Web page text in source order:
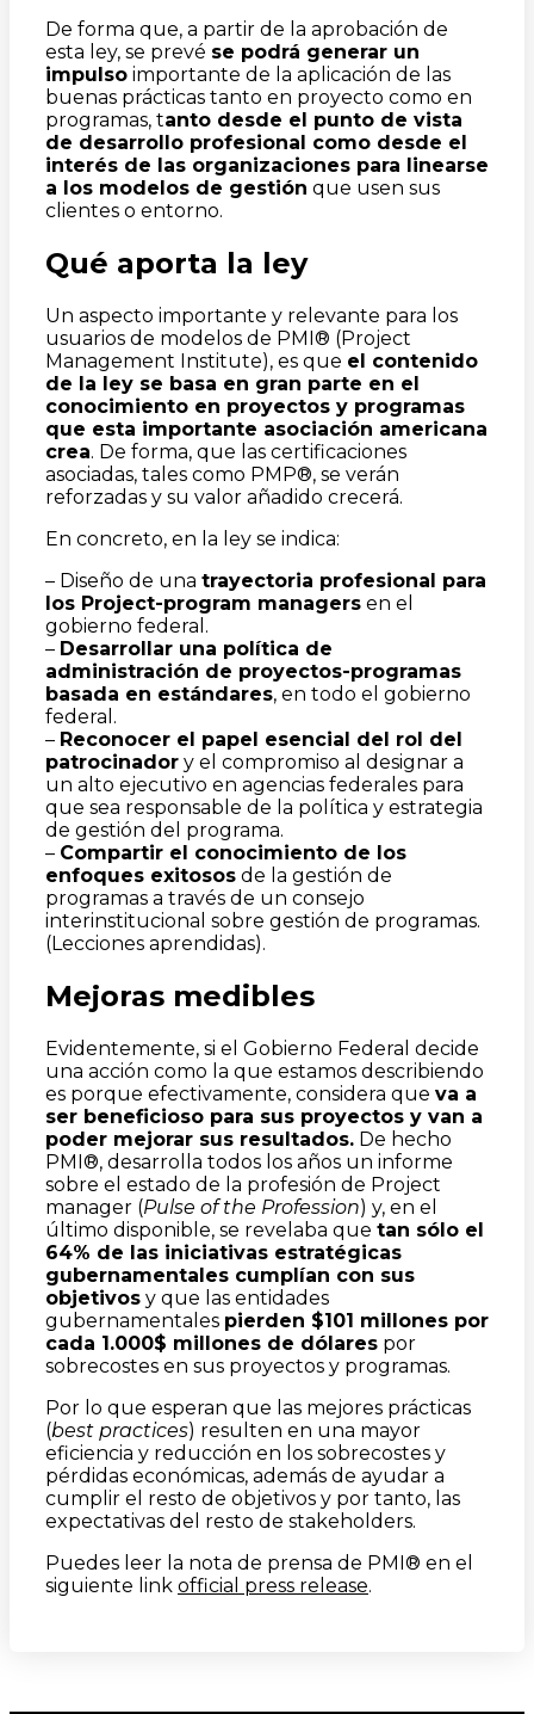
De forma que, a partir de la aprobación de
esta ley, se prevé se podrá generar un
impulso importante de la aplicación de las
buenas prácticas tanto en proyecto como en
programas, tanto desde el punto de vista
de desarrollo profesional como desde el
interés de las organizaciones para linearse
a los modelos de gestión que usen sus
clientes o entorno.
Qué aporta la ley
Un aspecto importante y relevante para los
usuarios de modelos de PMI® (Project
Management Institute), es que el contenido
de la ley se basa en gran parte en el
conocimiento en proyectos y programas
que esta importante asociación americana
crea. De forma, que las certificaciones
asociadas, tales como PMP®, se verán
reforzadas y su valor añadido crecerá.
En concreto, en la ley se indica:
– Diseño de una trayectoria profesional para
los Project-program managers en el
gobierno federal.
– Desarrollar una política de
administración de proyectos-programas
basada en estándares, en todo el gobierno
federal.
– Reconocer el papel esencial del rol del
patrocinador y el compromiso al designar a
un alto ejecutivo en agencias federales para
que sea responsable de la política y estrategia
de gestión del programa.
– Compartir el conocimiento de los
enfoques exitosos de la gestión de
programas a través de un consejo
interinstitucional sobre gestión de programas.
(Lecciones aprendidas).
Mejoras medibles
Evidentemente, si el Gobierno Federal decide
una acción como la que estamos describiendo
es porque efectivamente, considera que va a
ser beneficioso para sus proyectos y van a
poder mejorar sus resultados. De hecho
PMI®, desarrolla todos los años un informe
sobre el estado de la profesión de Project
manager (Pulse of the Profession) y, en el
último disponible, se revelaba que tan sólo el
64% de las iniciativas estratégicas
gubernamentales cumplían con sus
objetivos y que las entidades
gubernamentales pierden $101 millones por
cada 1.000$ millones de dólares por
sobrecostes en sus proyectos y programas.
Por lo que esperan que las mejores prácticas
(best practices) resulten en una mayor
eficiencia y reducción en los sobrecostes y
pérdidas económicas, además de ayudar a
cumplir el resto de objetivos y por tanto, las
expectativas del resto de stakeholders.
Puedes leer la nota de prensa de PMI® en el
siguiente link official press release.